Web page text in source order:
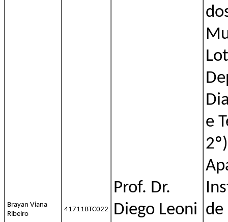
Brayan Viana
Ribeiro
41711BTC022
Prof. Dr.
Diego Leoni
e
de